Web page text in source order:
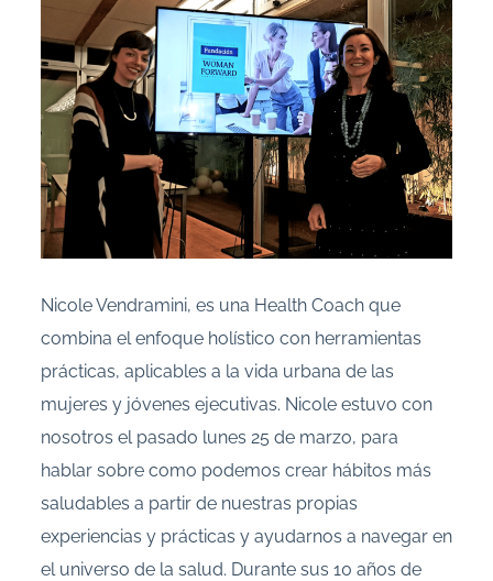
Nicole Vendramini, es una Health Coach que
combina el enfoque holístico con herramientas
prácticas, aplicables a la vida urbana de las
mujeres y jóvenes ejecutivas. Nicole estuvo con
nosotros el pasado lunes 25 de marzo, para
hablar sobre como podemos crear hábitos más
saludables a partir de nuestras propias
experiencias y prácticas y ayudarnos a navegar en
el universo de la salud. Durante sus 10 años de